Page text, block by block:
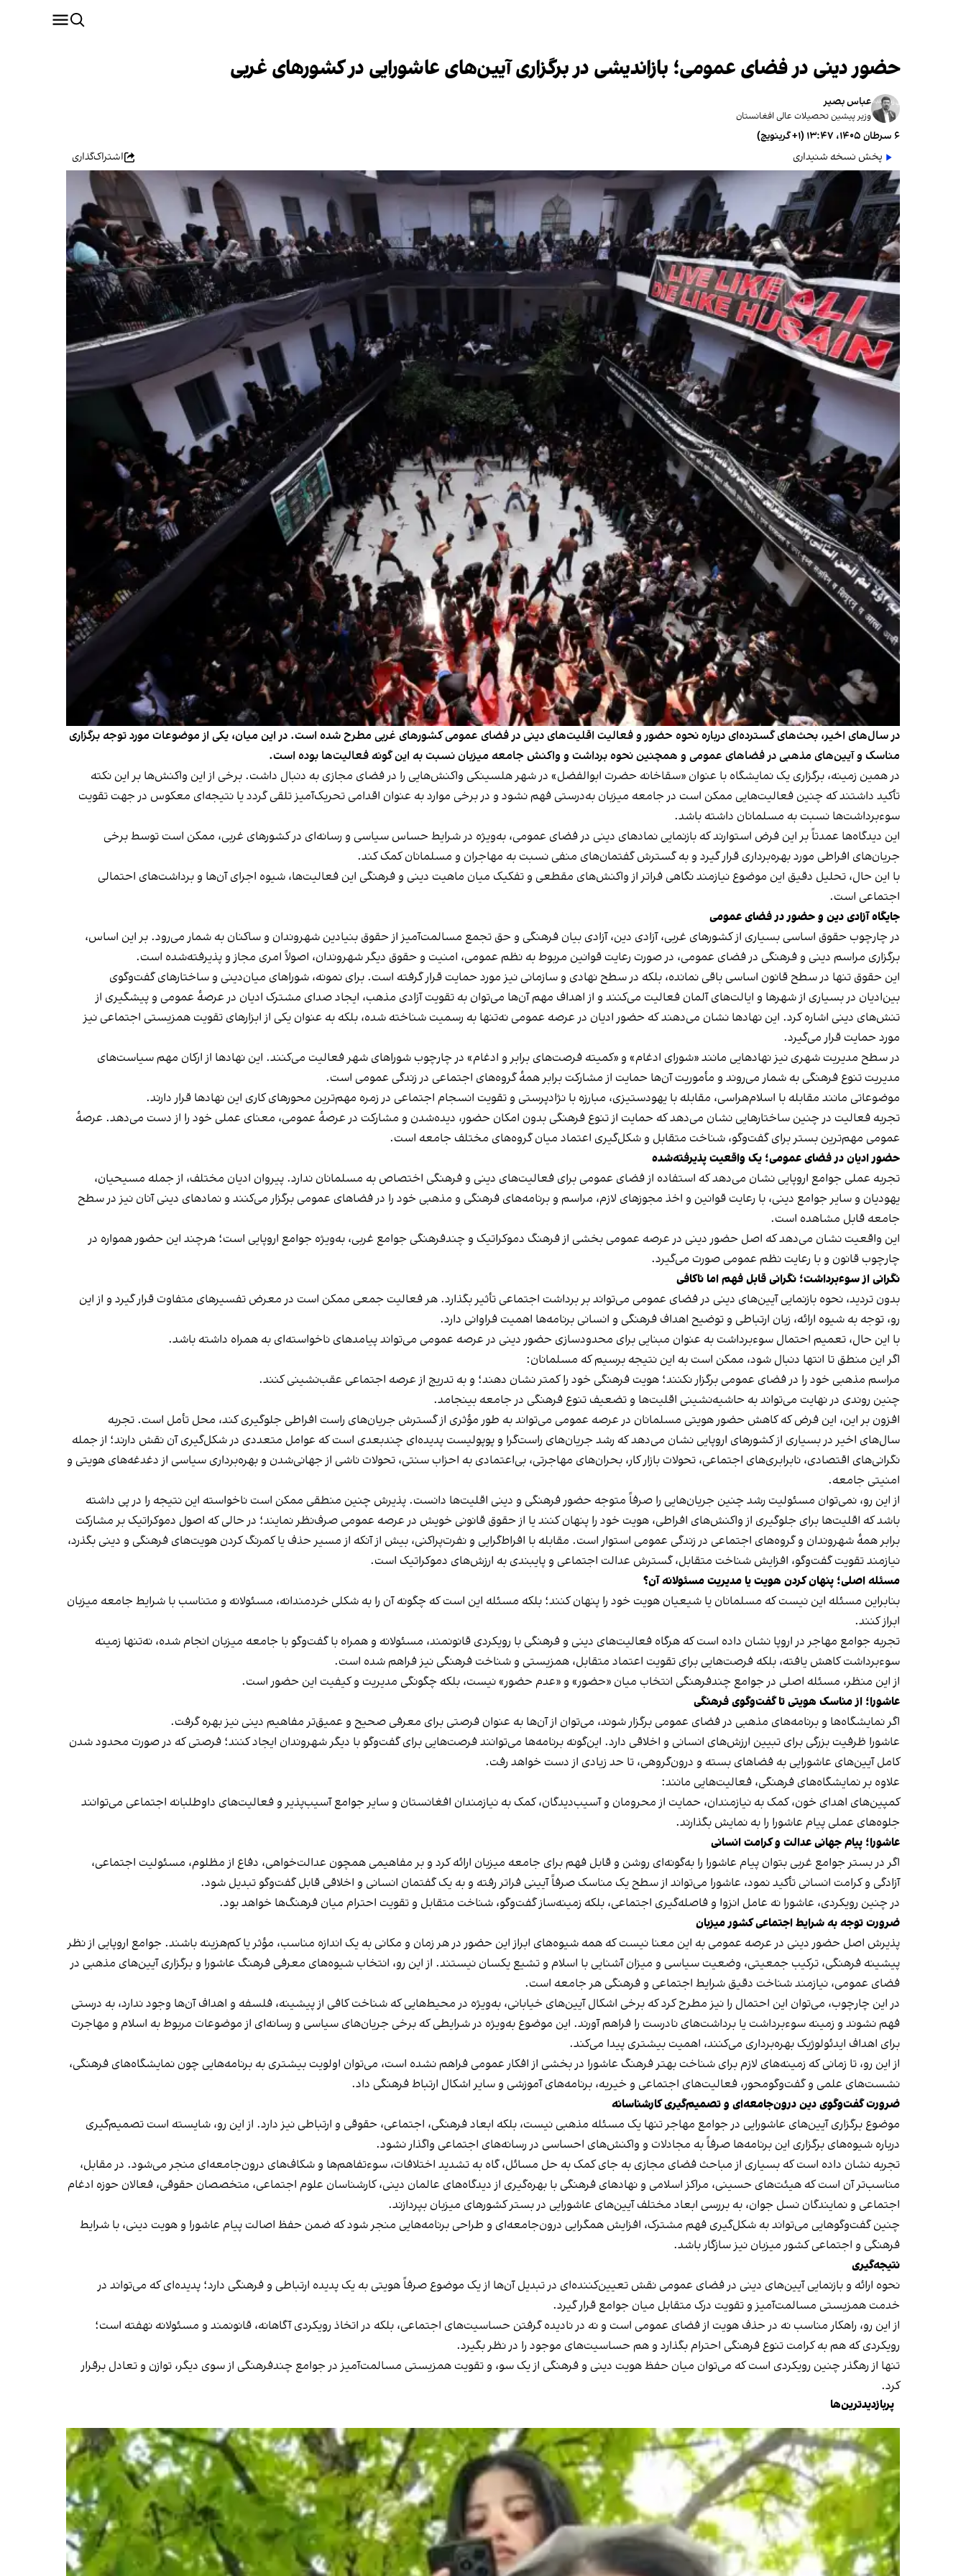
حضور دینی در فضای عمومی؛ بازاندیشی در برگزاری آیین‌های عاشورایی در کشورهای غربی
عباس بصیر
وزیر پیشین تحصیلات عالی افغانستان
۶ سرطان ۱۴۰۵، ۱۳:۴۷ (‎+۱ گرینویچ)
پخش نسخه شنیداری
اشتراک‌گذاری
در سال‌های اخیر، بحث‌های گسترده‌ای درباره نحوه حضور و فعالیت اقلیت‌های دینی در فضای عمومی کشورهای غربی مطرح شده است. در این میان، یکی از موضوعات مورد توجه برگزاری
مناسک و آیین‌های مذهبی در فضاهای عمومی و همچنین نحوه برداشت و واکنش جامعه میزبان نسبت به این گونه فعالیت‌ها بوده است.
در همین زمینه، برگزاری یک نمایشگاه با عنوان «سقاخانه حضرت ابوالفضل» در شهر هلسینکی واکنش‌هایی را در فضای مجازی به دنبال داشت. برخی از این واکنش‌ها بر این نکته
تأکید داشتند که چنین فعالیت‌هایی ممکن است در جامعه میزبان به‌درستی فهم نشود و در برخی موارد به عنوان اقدامی تحریک‌آمیز تلقی گردد یا نتیجه‌ای معکوس در جهت تقویت
سوءبرداشت‌ها نسبت به مسلمانان داشته باشد.
این دیدگاه‌ها عمدتاً بر این فرض استوارند که بازنمایی نمادهای دینی در فضای عمومی، به‌ویژه در شرایط حساس سیاسی و رسانه‌ای در کشورهای غربی، ممکن است توسط برخی
جریان‌های افراطی مورد بهره‌برداری قرار گیرد و به گسترش گفتمان‌های منفی نسبت به مهاجران و مسلمانان کمک کند.
با این حال، تحلیل دقیق این موضوع نیازمند نگاهی فراتر از واکنش‌های مقطعی و تفکیک میان ماهیت دینی و فرهنگی این فعالیت‌ها، شیوه اجرای آن‌ها و برداشت‌های احتمالی
اجتماعی است.
جایگاه آزادی دین و حضور در فضای عمومی
در چارچوب حقوق اساسی بسیاری از کشورهای غربی، آزادی دین، آزادی بیان فرهنگی و حق تجمع مسالمت‌آمیز از حقوق بنیادین شهروندان و ساکنان به شمار می‌رود. بر این اساس،
برگزاری مراسم دینی و فرهنگی در فضای عمومی، در صورت رعایت قوانین مربوط به نظم عمومی، امنیت و حقوق دیگر شهروندان، اصولاً امری مجاز و پذیرفته‌شده است.
این حقوق تنها در سطح قانون اساسی باقی نمانده، بلکه در سطح نهادی و سازمانی نیز مورد حمایت قرار گرفته است. برای نمونه، شوراهای میان‌دینی و ساختارهای گفت‌وگوی
بین‌ادیان در بسیاری از شهرها و ایالت‌های آلمان فعالیت می‌کنند و از اهداف مهم آن‌ها می‌توان به تقویت آزادی مذهب، ایجاد صدای مشترک ادیان در عرصهٔ عمومی و پیشگیری از
تنش‌های دینی اشاره کرد. این نهادها نشان می‌دهند که حضور ادیان در عرصه عمومی نه‌تنها به رسمیت شناخته شده، بلکه به عنوان یکی از ابزارهای تقویت همزیستی اجتماعی نیز
مورد حمایت قرار می‌گیرد.
در سطح مدیریت شهری نیز نهادهایی مانند «شورای ادغام» و «کمیته فرصت‌های برابر و ادغام» در چارچوب شوراهای شهر فعالیت می‌کنند. این نهادها از ارکان مهم سیاست‌های
مدیریت تنوع فرهنگی به شمار می‌روند و مأموریت آن‌ها حمایت از مشارکت برابر همهٔ گروه‌های اجتماعی در زندگی عمومی است.
موضوعاتی مانند مقابله با اسلام‌هراسی، مقابله با یهودستیزی، مبارزه با نژادپرستی و تقویت انسجام اجتماعی در زمره مهم‌ترین محورهای کاری این نهادها قرار دارند.
تجربه فعالیت در چنین ساختارهایی نشان می‌دهد که حمایت از تنوع فرهنگی بدون امکان حضور، دیده‌شدن و مشارکت در عرصهٔ عمومی، معنای عملی خود را از دست می‌دهد. عرصهٔ
عمومی مهم‌ترین بستر برای گفت‌وگو، شناخت متقابل و شکل‌گیری اعتماد میان گروه‌های مختلف جامعه است.
حضور ادیان در فضای عمومی؛ یک واقعیت پذیرفته‌شده
تجربه عملی جوامع اروپایی نشان می‌دهد که استفاده از فضای عمومی برای فعالیت‌های دینی و فرهنگی اختصاص به مسلمانان ندارد. پیروان ادیان مختلف، از جمله مسیحیان،
یهودیان و سایر جوامع دینی، با رعایت قوانین و اخذ مجوزهای لازم، مراسم و برنامه‌های فرهنگی و مذهبی خود را در فضاهای عمومی برگزار می‌کنند و نمادهای دینی آنان نیز در سطح
جامعه قابل مشاهده است.
این واقعیت نشان می‌دهد که اصل حضور دینی در عرصه عمومی بخشی از فرهنگ دموکراتیک و چندفرهنگی جوامع غربی، به‌ویژه جوامع اروپایی است؛ هرچند این حضور همواره در
چارچوب قانون و با رعایت نظم عمومی صورت می‌گیرد.
نگرانی از سوءبرداشت؛ نگرانی قابل فهم اما ناکافی
بدون تردید، نحوه بازنمایی آیین‌های دینی در فضای عمومی می‌تواند بر برداشت اجتماعی تأثیر بگذارد. هر فعالیت جمعی ممکن است در معرض تفسیرهای متفاوت قرار گیرد و از این
رو، توجه به شیوه ارائه، زبان ارتباطی و توضیح اهداف فرهنگی و انسانی برنامه‌ها اهمیت فراوانی دارد.
با این حال، تعمیم احتمال سوءبرداشت به عنوان مبنایی برای محدودسازی حضور دینی در عرصه عمومی می‌تواند پیامدهای ناخواسته‌ای به همراه داشته باشد.
اگر این منطق تا انتها دنبال شود، ممکن است به این نتیجه برسیم که مسلمانان:
مراسم مذهبی خود را در فضای عمومی برگزار نکنند؛ هویت فرهنگی خود را کمتر نشان دهند؛ و به تدریج از عرصه اجتماعی عقب‌نشینی کنند.
چنین روندی در نهایت می‌تواند به حاشیه‌نشینی اقلیت‌ها و تضعیف تنوع فرهنگی در جامعه بینجامد.
افزون بر این، این فرض که کاهش حضور هویتی مسلمانان در عرصه عمومی می‌تواند به طور مؤثری از گسترش جریان‌های راست افراطی جلوگیری کند، محل تأمل است. تجربه
سال‌های اخیر در بسیاری از کشورهای اروپایی نشان می‌دهد که رشد جریان‌های راست‌گرا و پوپولیست پدیده‌ای چندبعدی است که عوامل متعددی در شکل‌گیری آن نقش دارند؛ از جمله
نگرانی‌های اقتصادی، نابرابری‌های اجتماعی، تحولات بازار کار، بحران‌های مهاجرتی، بی‌اعتمادی به احزاب سنتی، تحولات ناشی از جهانی‌شدن و بهره‌برداری سیاسی از دغدغه‌های هویتی و
امنیتی جامعه.
از این رو، نمی‌توان مسئولیت رشد چنین جریان‌هایی را صرفاً متوجه حضور فرهنگی و دینی اقلیت‌ها دانست. پذیرش چنین منطقی ممکن است ناخواسته این نتیجه را در پی داشته
باشد که اقلیت‌ها برای جلوگیری از واکنش‌های افراطی، هویت خود را پنهان کنند یا از حقوق قانونی خویش در عرصه عمومی صرف‌نظر نمایند؛ در حالی که اصول دموکراتیک بر مشارکت
برابر همهٔ شهروندان و گروه‌های اجتماعی در زندگی عمومی استوار است. مقابله با افراط‌گرایی و نفرت‌پراکنی، بیش از آنکه از مسیر حذف یا کمرنگ کردن هویت‌های فرهنگی و دینی بگذرد،
نیازمند تقویت گفت‌وگو، افزایش شناخت متقابل، گسترش عدالت اجتماعی و پایبندی به ارزش‌های دموکراتیک است.
مسئله اصلی؛ پنهان کردن هویت یا مدیریت مسئولانه آن؟
بنابراین مسئله این نیست که مسلمانان یا شیعیان هویت خود را پنهان کنند؛ بلکه مسئله این است که چگونه آن را به شکلی خردمندانه، مسئولانه و متناسب با شرایط جامعه میزبان
ابراز کنند.
تجربه جوامع مهاجر در اروپا نشان داده است که هرگاه فعالیت‌های دینی و فرهنگی با رویکردی قانونمند، مسئولانه و همراه با گفت‌وگو با جامعه میزبان انجام شده، نه‌تنها زمینه
سوءبرداشت کاهش یافته، بلکه فرصت‌هایی برای تقویت اعتماد متقابل، همزیستی و شناخت فرهنگی نیز فراهم شده است.
از این منظر، مسئله اصلی در جوامع چندفرهنگی انتخاب میان «حضور» و «عدم حضور» نیست، بلکه چگونگی مدیریت و کیفیت این حضور است.
عاشورا؛ از مناسک هویتی تا گفت‌وگوی فرهنگی
اگر نمایشگاه‌ها و برنامه‌های مذهبی در فضای عمومی برگزار شوند، می‌توان از آن‌ها به عنوان فرصتی برای معرفی صحیح و عمیق‌تر مفاهیم دینی نیز بهره گرفت.
عاشورا ظرفیت بزرگی برای تبیین ارزش‌های انسانی و اخلاقی دارد. این‌گونه برنامه‌ها می‌توانند فرصت‌هایی برای گفت‌وگو با دیگر شهروندان ایجاد کنند؛ فرصتی که در صورت محدود شدن
کامل آیین‌های عاشورایی به فضاهای بسته و درون‌گروهی، تا حد زیادی از دست خواهد رفت.
علاوه بر نمایشگاه‌های فرهنگی، فعالیت‌هایی مانند:
کمپین‌های اهدای خون، کمک به نیازمندان، حمایت از محرومان و آسیب‌دیدگان، کمک به نیازمندان افغانستان و سایر جوامع آسیب‌پذیر و فعالیت‌های داوطلبانه اجتماعی می‌توانند
جلوه‌های عملی پیام عاشورا را به نمایش بگذارند.
عاشورا؛ پیام جهانی عدالت و کرامت انسانی
اگر در بستر جوامع غربی بتوان پیام عاشورا را به‌گونه‌ای روشن و قابل فهم برای جامعه میزبان ارائه کرد و بر مفاهیمی همچون عدالت‌خواهی، دفاع از مظلوم، مسئولیت اجتماعی،
آزادگی و کرامت انسانی تأکید نمود، عاشورا می‌تواند از سطح یک مناسک صرفاً آیینی فراتر رفته و به یک گفتمان انسانی و اخلاقی قابل گفت‌وگو تبدیل شود.
در چنین رویکردی، عاشورا نه عامل انزوا و فاصله‌گیری اجتماعی، بلکه زمینه‌ساز گفت‌وگو، شناخت متقابل و تقویت احترام میان فرهنگ‌ها خواهد بود.
ضرورت توجه به شرایط اجتماعی کشور میزبان
پذیرش اصل حضور دینی در عرصه عمومی به این معنا نیست که همه شیوه‌های ابراز این حضور در هر زمان و مکانی به یک اندازه مناسب، مؤثر یا کم‌هزینه باشند. جوامع اروپایی از نظر
پیشینه فرهنگی، ترکیب جمعیتی، وضعیت سیاسی و میزان آشنایی با اسلام و تشیع یکسان نیستند. از این رو، انتخاب شیوه‌های معرفی فرهنگ عاشورا و برگزاری آیین‌های مذهبی در
فضای عمومی، نیازمند شناخت دقیق شرایط اجتماعی و فرهنگی هر جامعه است.
در این چارچوب، می‌توان این احتمال را نیز مطرح کرد که برخی اشکال آیین‌های خیابانی، به‌ویژه در محیط‌هایی که شناخت کافی از پیشینه، فلسفه و اهداف آن‌ها وجود ندارد، به درستی
فهم نشوند و زمینه سوءبرداشت یا برداشت‌های نادرست را فراهم آورند. این موضوع به‌ویژه در شرایطی که برخی جریان‌های سیاسی و رسانه‌ای از موضوعات مربوط به اسلام و مهاجرت
برای اهداف ایدئولوژیک بهره‌برداری می‌کنند، اهمیت بیشتری پیدا می‌کند.
از این رو، تا زمانی که زمینه‌های لازم برای شناخت بهتر فرهنگ عاشورا در بخشی از افکار عمومی فراهم نشده است، می‌توان اولویت بیشتری به برنامه‌هایی چون نمایشگاه‌های فرهنگی،
نشست‌های علمی و گفت‌وگومحور، فعالیت‌های اجتماعی و خیریه، برنامه‌های آموزشی و سایر اشکال ارتباط فرهنگی داد.
ضرورت گفت‌وگوی دین درون‌جامعه‌ای و تصمیم‌گیری کارشناسانه
موضوع برگزاری آیین‌های عاشورایی در جوامع مهاجر تنها یک مسئله مذهبی نیست، بلکه ابعاد فرهنگی، اجتماعی، حقوقی و ارتباطی نیز دارد. از این رو، شایسته است تصمیم‌گیری
درباره شیوه‌های برگزاری این برنامه‌ها صرفاً به مجادلات و واکنش‌های احساسی در رسانه‌های اجتماعی واگذار نشود.
تجربه نشان داده است که بسیاری از مباحث فضای مجازی به جای کمک به حل مسائل، گاه به تشدید اختلافات، سوءتفاهم‌ها و شکاف‌های درون‌جامعه‌ای منجر می‌شود. در مقابل،
مناسب‌تر آن است که هیئت‌های حسینی، مراکز اسلامی و نهادهای فرهنگی با بهره‌گیری از دیدگاه‌های عالمان دینی، کارشناسان علوم اجتماعی، متخصصان حقوقی، فعالان حوزه ادغام
اجتماعی و نمایندگان نسل جوان، به بررسی ابعاد مختلف آیین‌های عاشورایی در بستر کشورهای میزبان بپردازند.
چنین گفت‌وگوهایی می‌تواند به شکل‌گیری فهم مشترک، افزایش همگرایی درون‌جامعه‌ای و طراحی برنامه‌هایی منجر شود که ضمن حفظ اصالت پیام عاشورا و هویت دینی، با شرایط
فرهنگی و اجتماعی کشور میزبان نیز سازگار باشد.
نتیجه‌گیری
نحوه ارائه و بازنمایی آیین‌های دینی در فضای عمومی نقش تعیین‌کننده‌ای در تبدیل آن‌ها از یک موضوع صرفاً هویتی به یک پدیده ارتباطی و فرهنگی دارد؛ پدیده‌ای که می‌تواند در
خدمت همزیستی مسالمت‌آمیز و تقویت درک متقابل میان جوامع قرار گیرد.
از این رو، راهکار مناسب نه در حذف هویت از فضای عمومی است و نه در نادیده گرفتن حساسیت‌های اجتماعی، بلکه در اتخاذ رویکردی آگاهانه، قانونمند و مسئولانه نهفته است؛
رویکردی که هم به کرامت تنوع فرهنگی احترام بگذارد و هم حساسیت‌های موجود را در نظر بگیرد.
تنها از رهگذر چنین رویکردی است که می‌توان میان حفظ هویت دینی و فرهنگی از یک سو، و تقویت همزیستی مسالمت‌آمیز در جوامع چندفرهنگی از سوی دیگر، توازن و تعادل برقرار
کرد.
پربازدیدترین‌ها